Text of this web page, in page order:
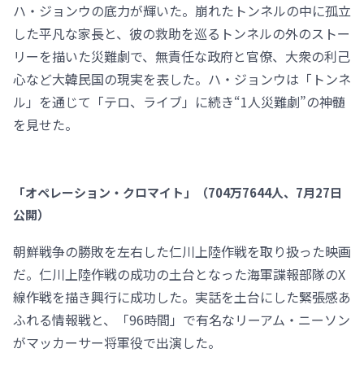
ハ・ジョンウの底力が輝いた。崩れたトンネルの中に孤立
した平凡な家長と、彼の救助を巡るトンネルの外のストー
リーを描いた災難劇で、無責任な政府と官僚、大衆の利己
心など大韓民国の現実を表した。ハ・ジョンウは「トンネ
ル」を通じて「テロ、ライブ」に続き“1人災難劇”の神髄
を見せた。
「オペレーション・クロマイト」（704万7644人、7月27日
公開）
朝鮮戦争の勝敗を左右した仁川上陸作戦を取り扱った映画
だ。仁川上陸作戦の成功の土台となった海軍諜報部隊のX
線作戦を描き興行に成功した。実話を土台にした緊張感あ
ふれる情報戦と、「96時間」で有名なリーアム・ニーソン
がマッカーサー将軍役で出演した。